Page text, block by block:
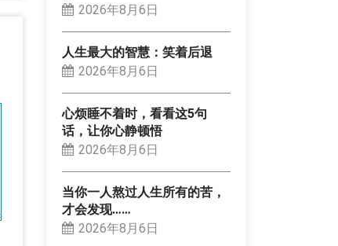
2026年8月6日
人生最大的智慧：笑着后退
2026年8月6日
心烦睡不着时，看看这5句
话，让你心静顿悟
2026年8月6日
当你一人熬过人生所有的苦，
才会发现……
2026年8月6日